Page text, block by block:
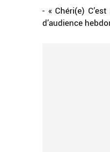
- « Chéri(e)
d’audience